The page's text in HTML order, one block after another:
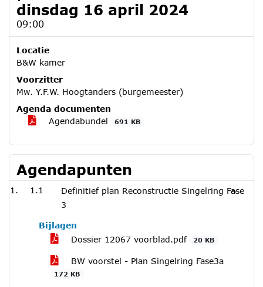
dinsdag 16 april 2024
09:00
Locatie
B&W kamer
Voorzitter
Mw. Y.F.W. Hoogtanders (burgemeester)
Agenda documenten
Agendabundel
691 KB
Agendapunten
1.1
Definitief plan Reconstructie Singelring Fase
3
Bijlagen
Dossier 12067 voorblad.pdf
20 KB
BW voorstel - Plan Singelring Fase3a
172 KB